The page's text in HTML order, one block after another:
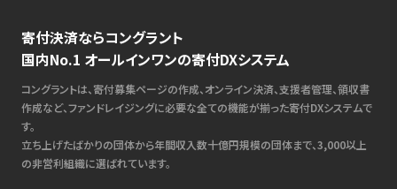
寄付決済ならコングラント
国内No.1 オールインワンの寄付DXシステム
コングラントは、寄付募集ページの作成、オンライン決済、支援者管理、領収書
作成など、ファンドレイジングに必要な全ての機能が揃った寄付DXシステムで
す。
立ち上げたばかりの団体から年間収入数十億円規模の団体まで、3,000以上
の非営利組織に選ばれています。